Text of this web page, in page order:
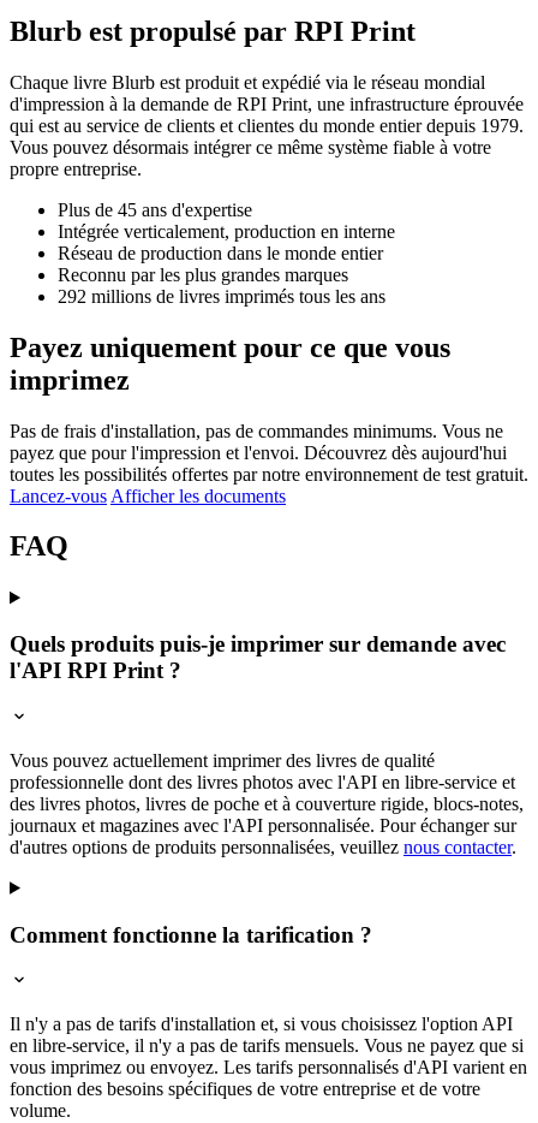
Blurb est propulsé par RPI Print
Chaque livre Blurb est produit et expédié via le réseau mondial
d'impression à la demande de RPI Print, une infrastructure éprouvée
qui est au service de clients et clientes du monde entier depuis 1979.
Vous pouvez désormais intégrer ce même système fiable à votre
propre entreprise.
Plus de 45 ans d'expertise
Intégrée verticalement, production en interne
Réseau de production dans le monde entier
Reconnu par les plus grandes marques
292 millions de livres imprimés tous les ans
Payez uniquement pour ce que vous
imprimez
Pas de frais d'installation, pas de commandes minimums. Vous ne
payez que pour l'impression et l'envoi. Découvrez dès aujourd'hui
toutes les possibilités offertes par notre environnement de test gratuit.
Lancez-vous Afficher les documents
FAQ
Quels produits puis-je imprimer sur demande avec
l'API RPI Print ?
Vous pouvez actuellement imprimer des livres de qualité
professionnelle dont des livres photos avec l'API en libre-service et
des livres photos, livres de poche et à couverture rigide, blocs-notes,
journaux et magazines avec l'API personnalisée. Pour échanger sur
d'autres options de produits personnalisées, veuillez nous contacter.
Comment fonctionne la tarification ?
Il n'y a pas de tarifs d'installation et, si vous choisissez l'option API
en libre-service, il n'y a pas de tarifs mensuels. Vous ne payez que si
vous imprimez ou envoyez. Les tarifs personnalisés d'API varient en
fonction des besoins spécifiques de votre entreprise et de votre
volume.